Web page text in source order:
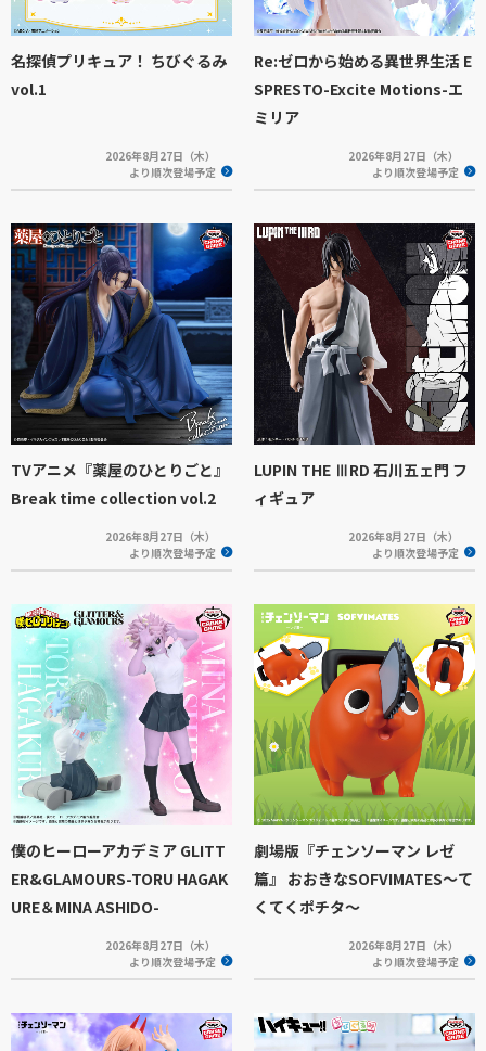
名探偵プリキュア！ ちびぐるみ
vol.1
2026年8月27日（木）
より順次登場予定
Re:ゼロから始める異世界生活 E
SPRESTO-Excite Motions-エ
ミリア
2026年8月27日（木）
より順次登場予定
TVアニメ『薬屋のひとりごと』
Break time collection vol.2
2026年8月27日（木）
より順次登場予定
LUPIN THE ⅢRD 石川五ェ門 フ
ィギュア
2026年8月27日（木）
より順次登場予定
僕のヒーローアカデミア GLITT
ER&GLAMOURS-TORU HAGAK
URE＆MINA ASHIDO-
2026年8月27日（木）
より順次登場予定
劇場版『チェンソーマン レゼ
篇』 おおきなSOFVIMATES～て
くてくポチタ～
2026年8月27日（木）
より順次登場予定